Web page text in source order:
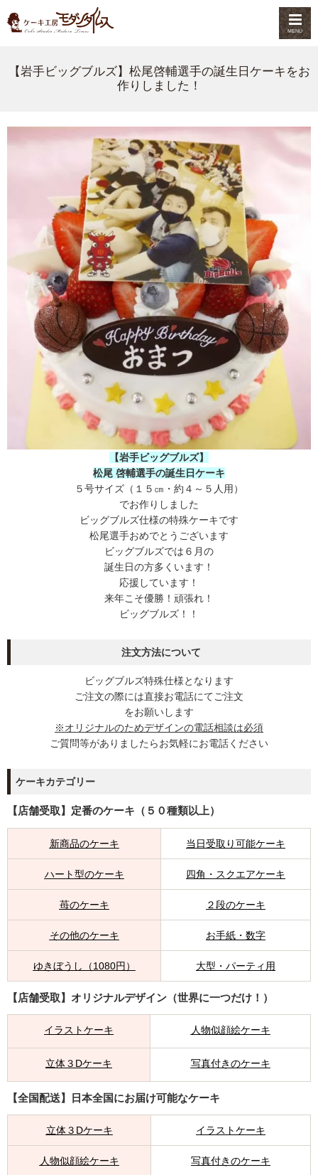
MENU
【岩手ビッグブルズ】松尾啓輔選手の誕生日ケーキをお
作りしました！
【岩手ビッグブルズ】
松尾 啓輔選手の誕生日ケーキ
５号サイズ（１５㎝・約４～５人用）
でお作りしました
ビッグブルズ仕様の特殊ケーキです
松尾選手おめでとうございます
ビッグブルズでは６月の
誕生日の方多くいます！
応援しています！
来年こそ優勝！頑張れ！
ビッグブルズ！！
注文方法について
ビッグブルズ特殊仕様となります
ご注文の際には直接お電話にてご注文
をお願いします
※オリジナルのためデザインの電話相談は必須
ご質問等がありましたらお気軽にお電話ください
ケーキカテゴリー
【店舗受取】定番のケーキ（５０種類以上）
新商品のケーキ 当日受取り可能ケーキ
ハート型のケーキ 四角・スクエアケーキ
苺のケーキ ２段のケーキ
その他のケーキ お手紙・数字
ゆきぼうし（1080円） 大型・パーティ用
【店舗受取】オリジナルデザイン（世界に一つだけ！）
イラストケーキ 人物似顔絵ケーキ
立体３Dケーキ 写真付きのケーキ
【全国配送】日本全国にお届け可能なケーキ
立体３Dケーキ イラストケーキ
人物似顔絵ケーキ 写真付きのケーキ